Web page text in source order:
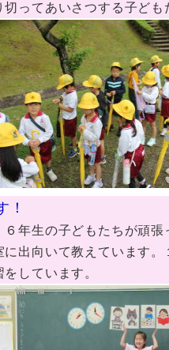
ってあいさつする子ども
！
年生の子どもたちが頑
出向いて教えています
しています。